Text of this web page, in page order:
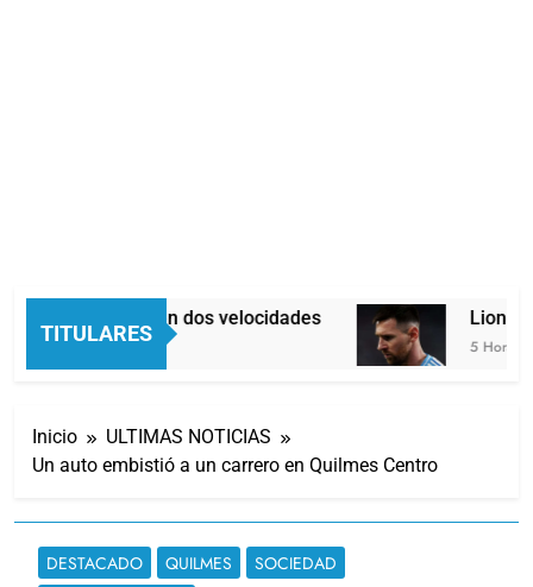
TITULARES
Economía en dos velocidades
4 Horas Atrás
Lionel
5 Horas
Inicio
ULTIMAS NOTICIAS
Un auto embistió a un carrero en Quilmes Centro
DESTACADO QUILMES
SOCIEDAD